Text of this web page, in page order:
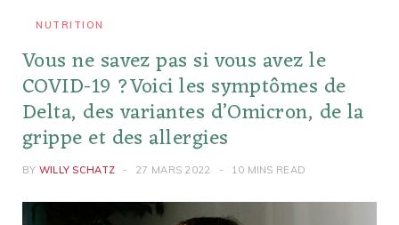
NUTRITION
Vous ne savez pas si vous avez le
COVID-19 ?Voici les symptômes de
Delta, des variantes d’Omicron, de la
grippe et des allergies
BY WILLY SCHATZ 27 MARS 2022 10 MINS READ